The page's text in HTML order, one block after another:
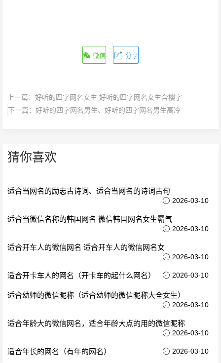
微信 分享
上一篇： 好听的四字网名女生 好听的四字网名女生含樱字
下一篇： 好听的四字网名男生、好听的四字网名男生高冷
猜你喜欢
适合当网名的励志古诗词、适合当网名的诗词古句
2026-03-10
适合当微信名称的韩国网名 微信韩国网名女生霸气
2026-03-10
适合开车人的微信网名 适合开车人的微信网名女
2026-03-10
适合开卡车人的网名（开卡车的起什么网名） 2026-03-10
适合幼师的微信昵称（适合幼师的微信昵称大全女生）
2026-03-10
适合年龄大的微信网名，适合年龄大点的用的微信昵称
2026-03-10
适合年长的网名（有年的网名） 2026-03-10